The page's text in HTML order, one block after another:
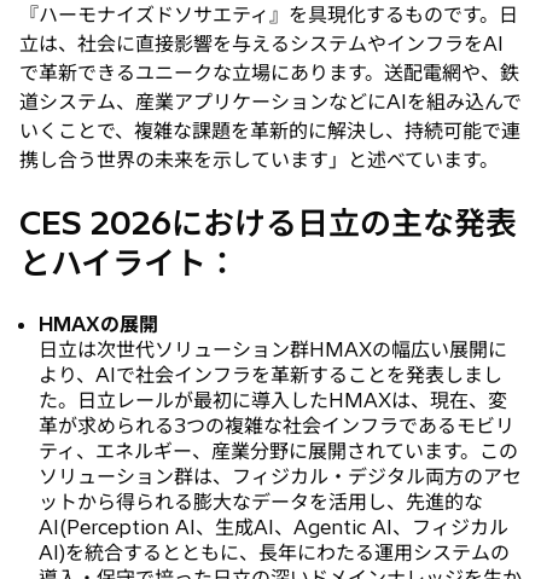
『ハーモナイズドソサエティ』を具現化するものです。日
立は、社会に直接影響を与えるシステムやインフラをAI
で革新できるユニークな立場にあります。送配電網や、鉄
道システム、産業アプリケーションなどにAIを組み込んで
いくことで、複雑な課題を革新的に解決し、持続可能で連
携し合う世界の未来を示しています」と述べています。
CES 2026における日立の主な発表
とハイライト：
HMAXの展開
日立は次世代ソリューション群HMAXの幅広い展開に
より、AIで社会インフラを革新することを発表しまし
た。日立レールが最初に導入したHMAXは、現在、変
革が求められる3つの複雑な社会インフラであるモビリ
ティ、エネルギー、産業分野に展開されています。この
ソリューション群は、フィジカル・デジタル両方のアセ
ットから得られる膨大なデータを活用し、先進的な
AI(Perception AI、生成AI、Agentic AI、フィジカル
AI)を統合するとともに、長年にわたる運用システムの